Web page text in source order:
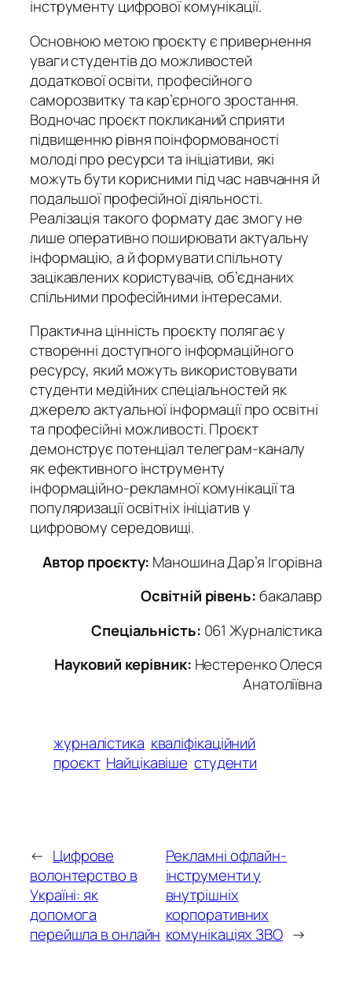
інструменту цифрової комунікації.
Основною метою проєкту є привернення
уваги студентів до можливостей
додаткової освіти, професійного
саморозвитку та кар’єрного зростання.
Водночас проєкт покликаний сприяти
підвищенню рівня поінформованості
молоді про ресурси та ініціативи, які
можуть бути корисними під час навчання й
подальшої професійної діяльності.
Реалізація такого формату дає змогу не
лише оперативно поширювати актуальну
інформацію, а й формувати спільноту
зацікавлених користувачів, об’єднаних
спільними професійними інтересами.
Практична цінність проєкту полягає у
створенні доступного інформаційного
ресурсу, який можуть використовувати
студенти медійних спеціальностей як
джерело актуальної інформації про освітні
та професійні можливості. Проєкт
демонструє потенціал телеграм-каналу
як ефективного інструменту
інформаційно-рекламної комунікації та
популяризації освітніх ініціатив у
цифровому середовищі.
Автор проєкту: Маношина Дар’я Ігорівна
Освітній рівень:бакалавр
Спеціальність: 061 Журналістика
Науковий керівник: Нестеренко Олеся
Анатоліївна
журналістика кваліфікаційний
проєкт Найцікавіше студенти
← Цифрове
волонтерство в
Україні: як
допомога
перейшла в онлайн
Рекламні офлайн-
інструменти у
внутрішніх
корпоративних
комунікаціях ЗВО →